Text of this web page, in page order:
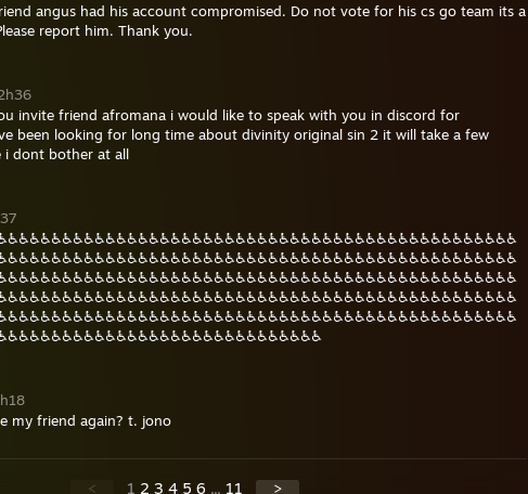
angus had his account compromised. Do not vote for his cs go team its a
report him. Thank you.
invite friend afromana i would like to speak with you in discord for
been looking for long time about divinity original sin 2 it will take a few
i dont bother at all
my friend again? t. jono
< 1 2 3 4 5 6 ... 11 >